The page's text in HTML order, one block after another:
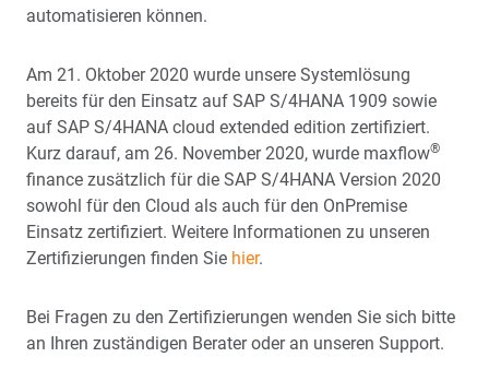
automatisieren können.
Am 21. Oktober 2020 wurde unsere Systemlösung
bereits für den Einsatz auf SAP S/4HANA 1909 sowie
auf SAP S/4HANA cloud extended edition zertifiziert.
Kurz darauf, am 26. November 2020, wurde maxflow®
finance zusätzlich für die SAP S/4HANA Version 2020
sowohl für den Cloud als auch für den OnPremise
Einsatz zertifiziert. Weitere Informationen zu unseren
Zertifizierungen finden Sie hier.
Bei Fragen zu den Zertifizierungen wenden Sie sich bitte
an Ihren zuständigen Berater oder an unseren Support.